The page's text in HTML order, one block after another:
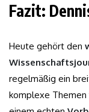
Fazit:
Heute gehört den
regelmäßig ein
komplexe Themen